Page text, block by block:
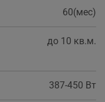
60(мес)
до 10 кв.м.
387-450 Вт